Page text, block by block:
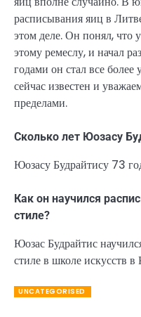
расписывания яиц в
этом деле. Он понял, что
этому ремеслу, и начал
годами он стал все
сейчас известен и
пределами.
Сколько лет Юозасу
Юозасу Будрайтису 73
Как он научился
стиле?
Юозас Будрайтис
стиле в школе искусств в
UNCATEGORISED